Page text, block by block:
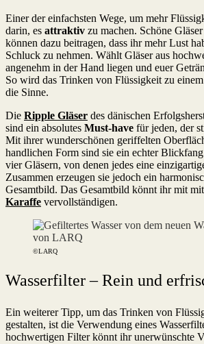
Einer der einfachsten Wege, um mehr
darin, es attraktiv zu machen. Schöne
können dazu beitragen, dass ihr mehr Lust
Schluck zu nehmen. Wählt Gläser aus
angenehm in der Hand liegen und euer
So wird das Trinken von Flüssigkeit zu
die Sinne.
Die Ripple Gläser des dänischen
sind ein absolutes Must-have für jeden, der
Mit ihrer wunderschönen geriffelten
handlichen Form sind sie ein echter
vier Gläsern, von denen jedes eine
Zusammen erzeugen sie jedoch ein
Gesamtbild. Das Gesamtbild könnt ihr mit mit
Karaffe vervollständigen.
©LARQ
Wasserfilter – Rein und
Ein weiterer Tipp, um das Trinken von
gestalten, ist die Verwendung eines
hochwertigen Filter könnt ihr unerwünschte